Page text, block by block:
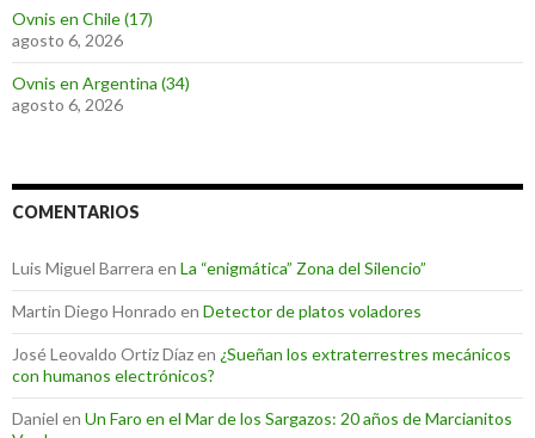
Ovnis en Chile (17)
agosto 6, 2026
Ovnis en Argentina (34)
agosto 6, 2026
COMENTARIOS
Luis Miguel Barrera en La “enigmática” Zona del Silencio”
Martin Diego Honrado en Detector de platos voladores
José Leovaldo Ortiz Díazen ¿Sueñan los extraterrestres mecánicos
con humanos electrónicos?
Daniel en Un Faro en el Mar de los Sargazos: 20 años de Marcianitos